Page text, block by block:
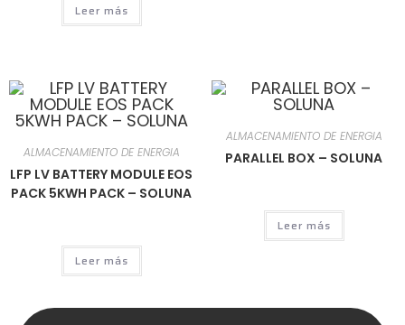
Leer más
ALMACENAMIENTO DE ENERGIA
LFP LV BATTERY MODULE EOS
PACK 5KWH PACK – SOLUNA
Leer más
ALMACENAMIENTO DE ENERGIA
PARALLEL BOX – SOLUNA
Leer más